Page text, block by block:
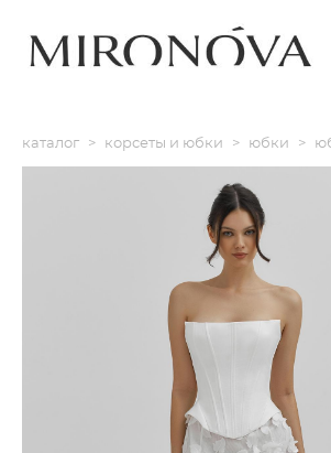
каталог > корсеты и юбки > юбки >